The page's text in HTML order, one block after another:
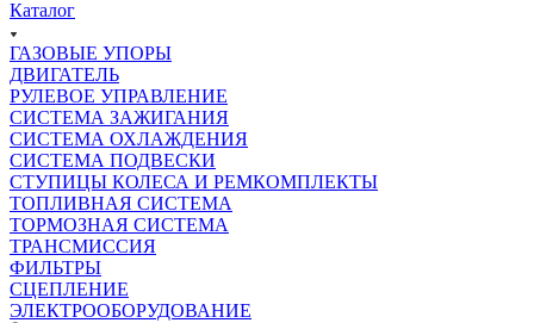
Каталог
ГАЗОВЫЕ УПОРЫ
ДВИГАТЕЛЬ
РУЛЕВОЕ УПРАВЛЕНИЕ
СИСТЕМА ЗАЖИГАНИЯ
СИСТЕМА ОХЛАЖДЕНИЯ
СИСТЕМА ПОДВЕСКИ
СТУПИЦЫ КОЛЕСА И РЕМКОМПЛЕКТЫ
ТОПЛИВНАЯ СИСТЕМА
ТОРМОЗНАЯ СИСТЕМА
ТРАНСМИССИЯ
ФИЛЬТРЫ
СЦЕПЛЕНИЕ
ЭЛЕКТРООБОРУДОВАНИЕ